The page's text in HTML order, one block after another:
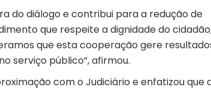
do diálogo e contribui para a redução de
que respeite a dignidade do
que esta cooperação gere
serviço público”, afirmou.
com o Judiciário e enfatizou que